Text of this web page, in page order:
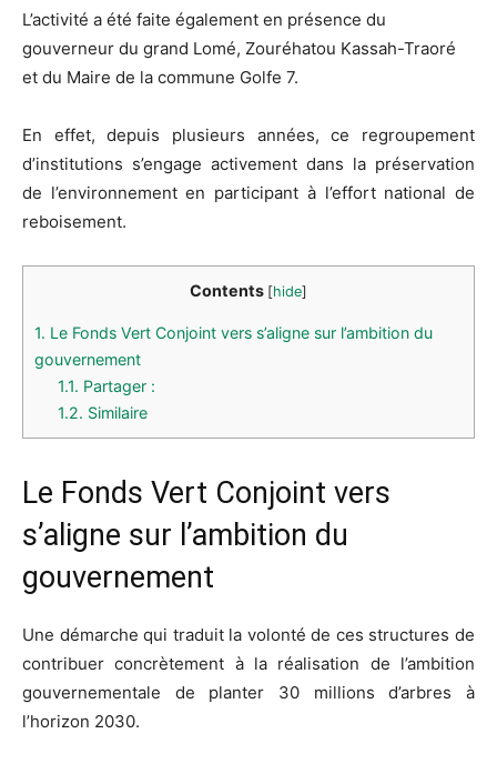
L’activité a été faite également en présence du
gouverneur du grand Lomé, Zouréhatou Kassah-Traoré
et du Maire de la commune Golfe 7.
En effet, depuis plusieurs années, ce regroupement
d’institutions s’engage activement dans la préservation
de l’environnement en participant à l’effort national de
reboisement.
Contents [hide]
1. Le Fonds Vert Conjoint vers s’aligne sur l’ambition du
gouvernement
1.1. Partager :
1.2. Similaire
Le Fonds Vert Conjoint vers
s’aligne sur l’ambition du
gouvernement
Une démarche qui traduit la volonté de ces structures de
contribuer concrètement à la réalisation de l’ambition
gouvernementale de planter 30 millions d’arbres à
l’horizon 2030.